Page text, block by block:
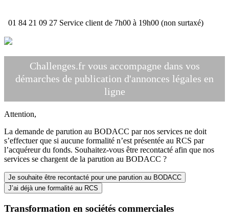
01 84 21 09 27 Service client de 7h00 à 19h00 (non surtaxé)
Challenges.fr vous accompagne dans vos
démarches de publication d'annonces légales en
ligne
Attention,
La demande de parution au BODACC par nos services ne doit
s’effectuer que si aucune formalité n’est présentée au RCS par
l’acquéreur du fonds. Souhaitez-vous être recontacté afin que nos
services se chargent de la parution au BODACC ?
Je souhaite être recontacté pour une parution au BODACC
J’ai déjà une formalité au RCS
Transformation en sociétés commerciales